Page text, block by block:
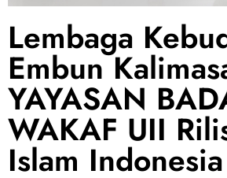
Lembaga
Embun
YAYASAN
WAKAF UII
Islam